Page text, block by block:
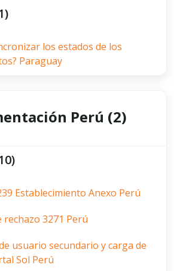
los estados de los
Paraguay
Perú (2)
Establecimiento Anexo Perú
rechazo 3271 Perú
usuario secundario y carga de
Sol Perú